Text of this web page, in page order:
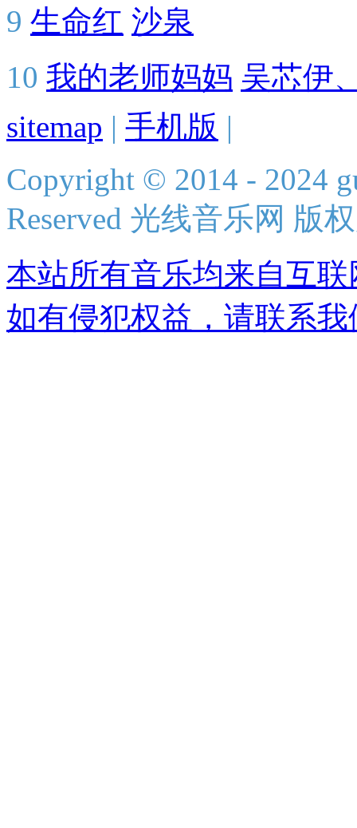
9 生命红 沙泉
10 我的老师妈妈 吴芯伊
sitemap | 手机版 |
Copyright © 2014 - 2024
Reserved 光线音乐网 版
本站所有音乐均来自互
如有侵犯权益，请联系